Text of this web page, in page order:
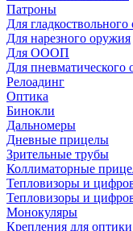
Патроны
Для
Для нарезного оружия
Для ОООП
Для пневматического
Релоадинг
Оптика
Бинокли
Дальномеры
Дневные прицелы
Зрительные трубы
Коллиматорные
Тепловизоры и
Тепловизоры и
Монокуляры
Крепления для оптики